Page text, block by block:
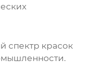
спектр красок